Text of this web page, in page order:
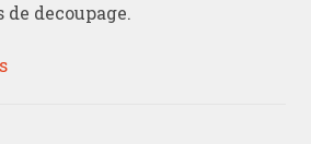
decoupage.